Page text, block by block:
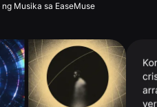
Musika sa EaseMuse